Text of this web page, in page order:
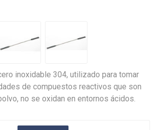
inoxidable 304, utilizado para tomar
de compuestos reactivos que son
no se oxidan en entornos ácidos.